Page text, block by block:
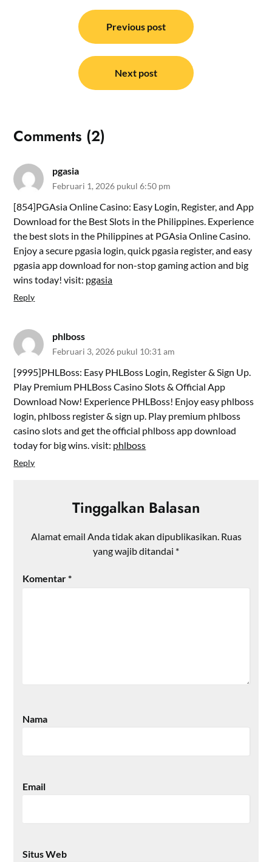
Previous post
Next post
Comments (2)
pgasia
Februari 1, 2026 pukul 6:50 pm
[854]PGAsia Online Casino: Easy Login, Register, and App
Download for the Best Slots in the Philippines. Experience
the best slots in the Philippines at PGAsia Online Casino.
Enjoy a secure pgasia login, quick pgasia register, and easy
pgasia app download for non-stop gaming action and big
wins today! visit: pgasia
Reply
phlboss
Februari 3, 2026 pukul 10:31 am
[9995]PHLBoss: Easy PHLBoss Login, Register & Sign Up.
Play Premium PHLBoss Casino Slots & Official App
Download Now! Experience PHLBoss! Enjoy easy phlboss
login, phlboss register & sign up. Play premium phlboss
casino slots and get the official phlboss app download
today for big wins. visit: phlboss
Reply
Tinggalkan Balasan
Alamat email Anda tidak akan dipublikasikan. Ruas
yang wajib ditandai *
Komentar*
Nama
Email
Situs Web